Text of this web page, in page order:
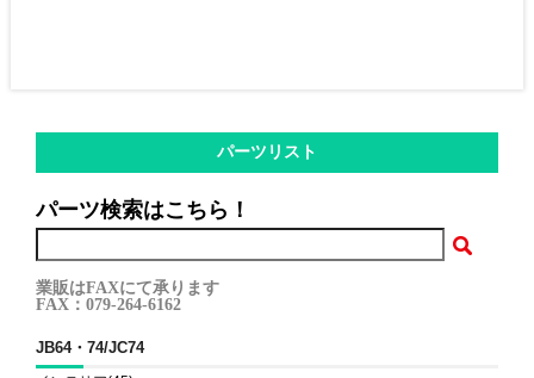
パーツリスト
パーツ検索はこちら！
業販はFAXにて承ります
FAX：079-264-6162
JB64・74/JC74